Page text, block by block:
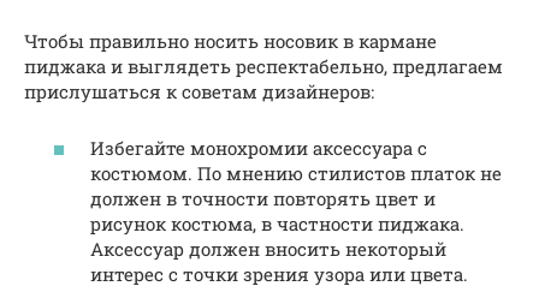
Чтобы правильно носить носовик в кармане
пиджака и выглядеть респектабельно, предлагаем
прислушаться к советам дизайнеров:
Избегайте монохромии аксессуара с
костюмом. По мнению стилистов платок не
должен в точности повторять цвет и
рисунок костюма, в частности пиджака.
Аксессуар должен вносить некоторый
интерес с точки зрения узора или цвета.